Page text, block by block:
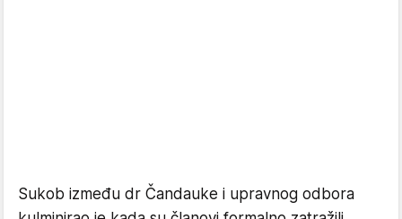
Sukob između dr Čandauke i upravnog odbora